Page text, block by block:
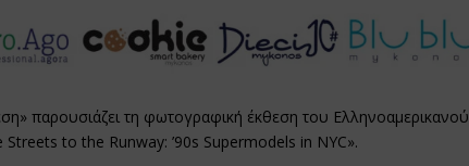
παρουσιάζει τη φωτογραφική έκθεση του Ελληνοαμερικανού
to the Runway: ’90s Supermodels in NYC».